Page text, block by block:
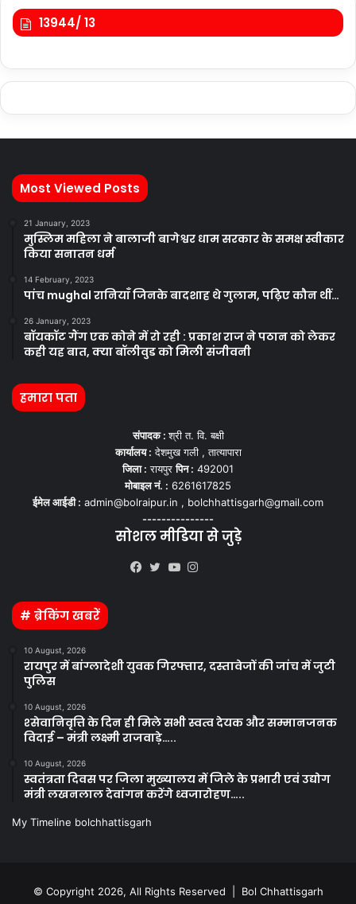
13944/ 13
Most Viewed Posts
21 January, 2023
मुस्लिम महिला ने बालाजी बागेश्वर धाम सरकार के समक्ष स्वीकार
किया सनातन धर्म
14 February, 2023
पांच mughal रानियाँ जिनके बादशाह थे गुलाम, पढ़िए कौन थीं…
26 January, 2023
बॉयकॉट गैंग एक कोने में रो रही : प्रकाश राज ने पठान को लेकर
कही यह बात, क्या बॉलीवुड को मिली संजीवनी
हमारा पता
संपादक :श्री त. वि. बक्षी
कार्यालय : देशमुख गली , तात्यापारा
जिला : रायपुरपिन : 492001
मोबाइल नं. : 6261617825
ईमेल आईडी : admin@bolraipur.in , bolchhattisgarh@gmail.com
---------------
सोशल मीडिया से जुड़े
# ब्रेकिंग खबरें
10 August, 2026
रायपुर में बांग्लादेशी युवक गिरफ्तार, दस्तावेजों की जांच में जुटी
पुलिस
10 August, 2026
श्सेवानिवृत्ति के दिन ही मिले सभी स्वत्व देयक और सम्मानजनक
विदाई – मंत्री लक्ष्मी राजवाड़े…..
10 August, 2026
स्वतंत्रता दिवस पर जिला मुख्यालय में जिले के प्रभारी एवं उद्योग
मंत्री लखनलाल देवांगन करेंगे ध्वजारोहण…..
My Timeline bolchhattisgarh
© Copyright 2026, All Rights Reserved | Bol Chhattisgarh